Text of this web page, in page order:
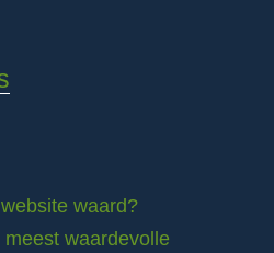
waard?
waardevolle